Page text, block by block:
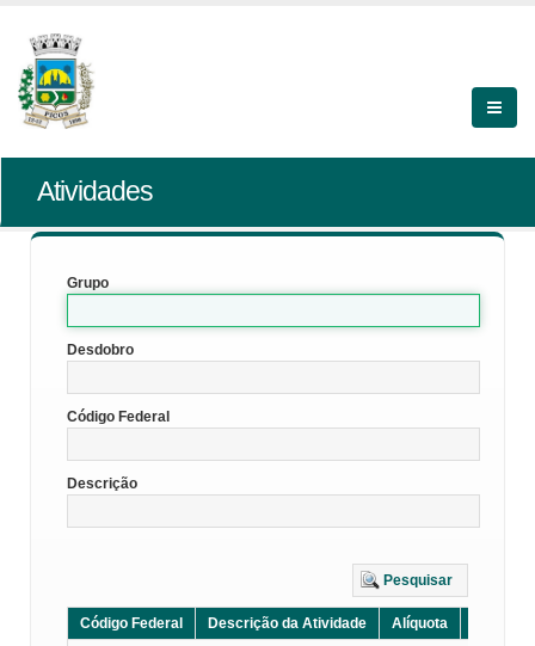
Atividades
Grupo
Desdobro
Código Federal
Descrição
Pesquisar
Código Federal Descrição da Atividade Alíquota